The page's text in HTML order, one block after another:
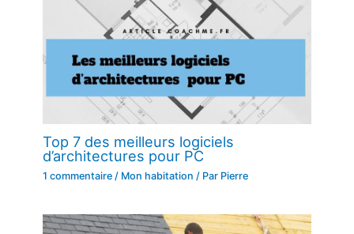
Top 7 des meilleurs logiciels
d’architectures pour PC
1 commentaire / Mon habitation / Par Pierre